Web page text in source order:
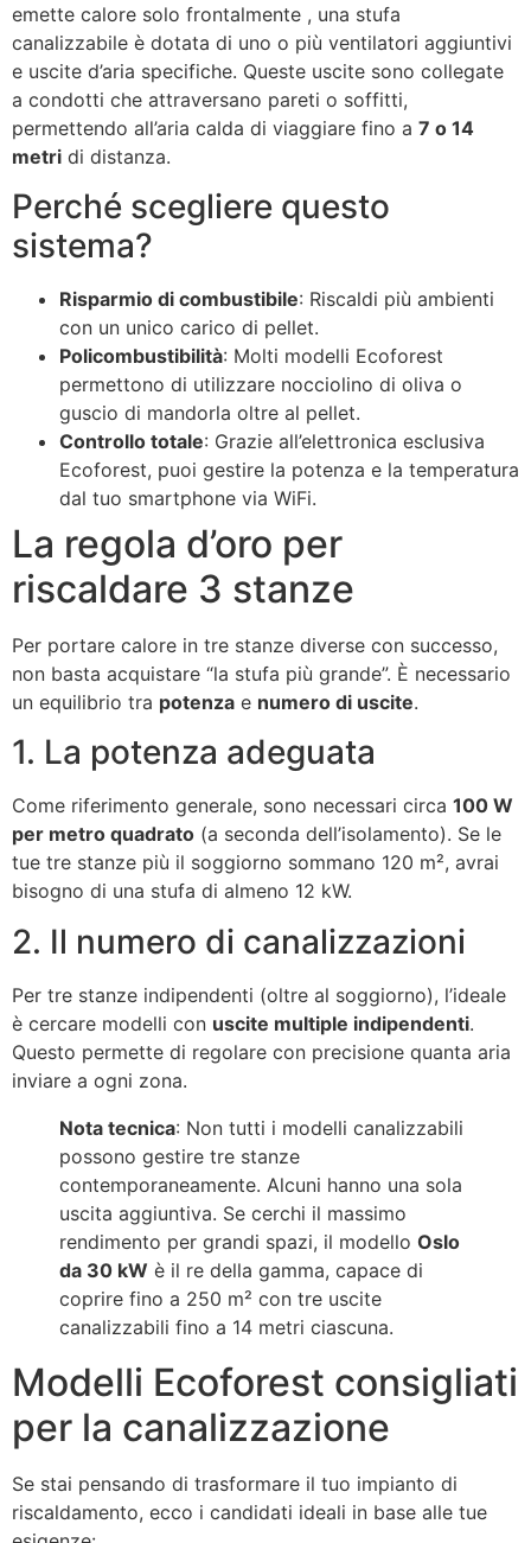
emette calore solo frontalmente , una stufa
canalizzabile è dotata di uno o più ventilatori aggiuntivi
e uscite d’aria specifiche. Queste uscite sono collegate
a condotti che attraversano pareti o soffitti,
permettendo all’aria calda di viaggiare fino a 7 o 14
metri di distanza.
Perché scegliere questo
sistema?
Risparmio di combustibile: Riscaldi più ambienti
con un unico carico di pellet.
Policombustibilità: Molti modelli Ecoforest
permettono di utilizzare nocciolino di oliva o
guscio di mandorla oltre al pellet.
Controllo totale: Grazie all’elettronica esclusiva
Ecoforest, puoi gestire la potenza e la temperatura
dal tuo smartphone via WiFi.
La regola d’oro per
riscaldare 3 stanze
Per portare calore in tre stanze diverse con successo,
non basta acquistare “la stufa più grande”. È necessario
un equilibrio tra potenza e numero di uscite.
1. La potenza adeguata
Come riferimento generale, sono necessari circa 100 W
per metro quadrato (a seconda dell’isolamento). Se le
tue tre stanze più il soggiorno sommano 120 m², avrai
bisogno di una stufa di almeno 12 kW.
2. Il numero di canalizzazioni
Per tre stanze indipendenti (oltre al soggiorno), l’ideale
è cercare modelli con uscite multiple indipendenti.
Questo permette di regolare con precisione quanta aria
inviare a ogni zona.
Nota tecnica: Non tutti i modelli canalizzabili
possono gestire tre stanze
contemporaneamente. Alcuni hanno una sola
uscita aggiuntiva. Se cerchi il massimo
rendimento per grandi spazi, il modello Oslo
da 30 kW è il re della gamma, capace di
coprire fino a 250 m² con tre uscite
canalizzabili fino a 14 metri ciascuna.
Modelli Ecoforest consigliati
per la canalizzazione
Se stai pensando di trasformare il tuo impianto di
riscaldamento, ecco i candidati ideali in base alle tue